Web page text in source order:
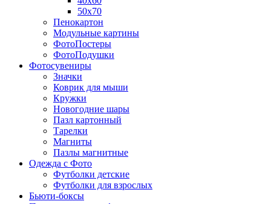
50х70
Пенокартон
Модульные картины
ФотоПостеры
ФотоПодушки
Фотоcувениры
Значки
Коврик для мыши
Кружки
Новогодние шары
Пазл картонный
Тарелки
Магниты
Пазлы магнитные
Одежда с Фото
Футболки детские
Футболки для взрослых
Бьюти-боксы